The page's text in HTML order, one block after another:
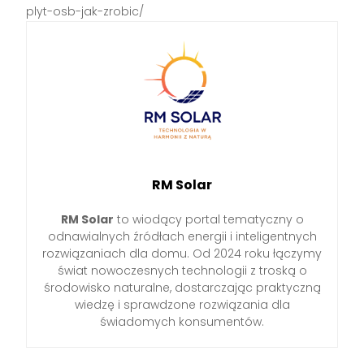
plyt-osb-jak-zrobic/
RM Solar
RM Solar to wiodący portal tematyczny o
odnawialnych źródłach energii i inteligentnych
rozwiązaniach dla domu. Od 2024 roku łączymy
świat nowoczesnych technologii z troską o
środowisko naturalne, dostarczając praktyczną
wiedzę i sprawdzone rozwiązania dla
świadomych konsumentów.